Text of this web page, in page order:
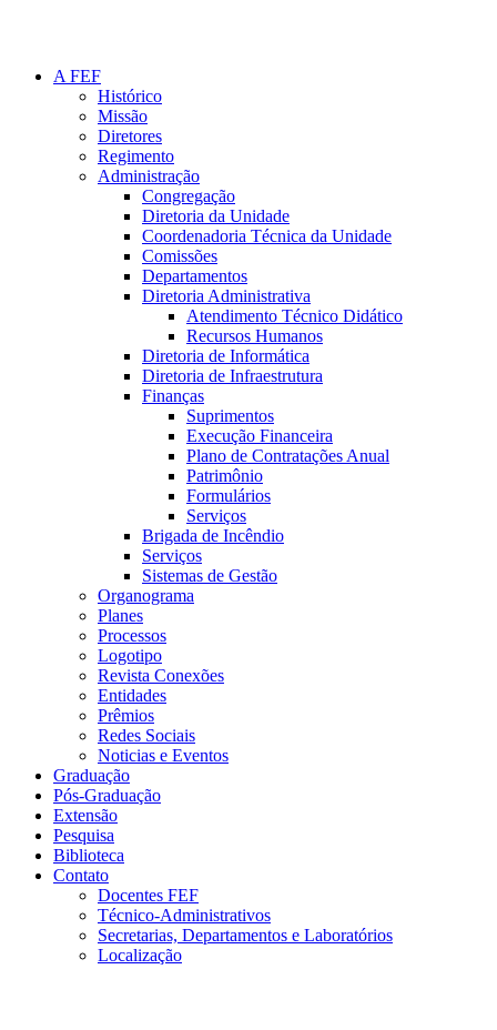
A FEF
Histórico
Missão
Diretores
Regimento
Administração
Congregação
Diretoria da Unidade
Coordenadoria Técnica da Unidade
Comissões
Departamentos
Diretoria Administrativa
Atendimento Técnico Didático
Recursos Humanos
Diretoria de Informática
Diretoria de Infraestrutura
Finanças
Suprimentos
Execução Financeira
Plano de Contratações Anual
Patrimônio
Formulários
Serviços
Brigada de Incêndio
Serviços
Sistemas de Gestão
Organograma
Planes
Processos
Logotipo
Revista Conexões
Entidades
Prêmios
Redes Sociais
Noticias e Eventos
Graduação
Pós-Graduação
Extensão
Pesquisa
Biblioteca
Contato
Docentes FEF
Técnico-Administrativos
Secretarias, Departamentos e Laboratórios
Localização